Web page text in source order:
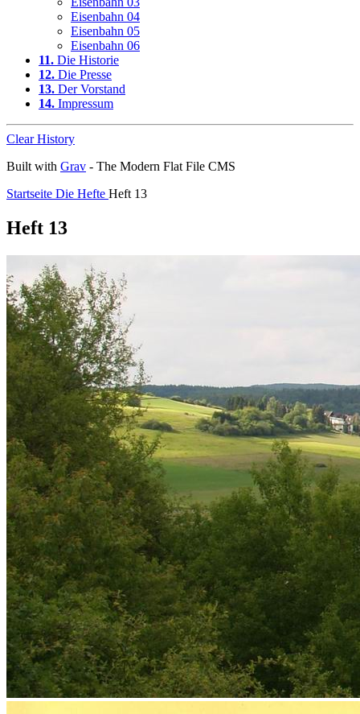
Eisenbahn 04
Eisenbahn 05
Eisenbahn 06
11. Die Historie
12. Die Presse
13. Der Vorstand
14. Impressum
Clear History
Built with Grav - The Modern Flat File CMS
Startseite Die Hefte Heft 13
Heft 13